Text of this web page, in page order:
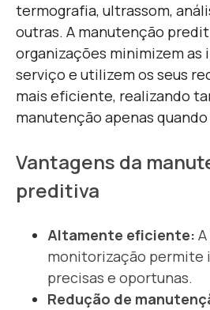
termografia, ultrassom,
outras. A manutenção
organizações minimizem as
serviço e utilizem os seus
mais eficiente, realizando
manutenção apenas
Vantagens da
preditiva
Altamente eficiente:
monitorização permite
precisas e oportunas.
Redução de